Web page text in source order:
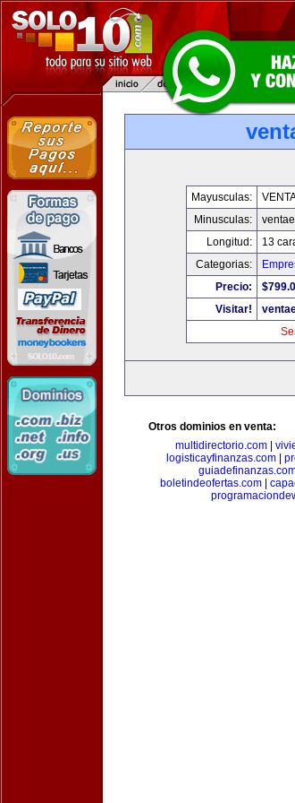
Mayusculas:
Minusculas:
Longitud:
13
Categorias:
Precio:
Visitar!
Otros dominios en venta:
multidirectorio.com|
logisticayfinanzas.com|
boletindeofertas.com|